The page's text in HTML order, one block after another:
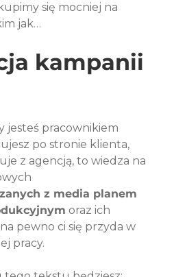
się mocniej na
jak…
kampanii
jesteś pracownikiem
po stronie klienta,
z agencją, to wiedza na
z media planem
oraz ich
pewno ci się przyda w
pracy.